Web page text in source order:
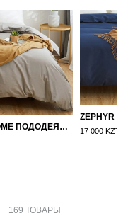
ZEPHYR HOME ПОДОДЕЯЛЬНИК САТИН 160×210 СЕРЫЙ 17 000 KZT
169 ТОВАРЫ